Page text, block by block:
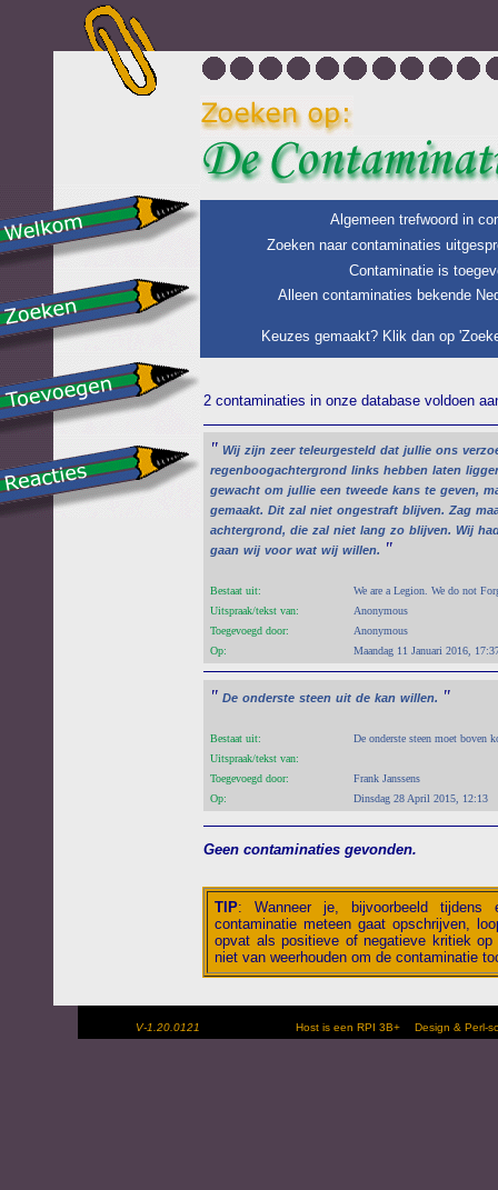
Algemeen trefwoord in
Zoeken naar contaminaties
Contaminatie is
Alleen contaminaties bekende
Keuzes gemaakt? Klik dan op
2 contaminaties in onze database voldoen
" Wij zijn zeer teleurgesteld dat jullie ons
regenboogachtergrond links hebben laten
gewacht om jullie een tweede kans te geven,
gemaakt. Dit zal niet ongestraft blijven. Zag
achtergrond, die zal niet lang zo blijven. Wij
gaan wij voor wat wij willen. "
Bestaat uit:
We are a Legion. We do not
Uitspraak/tekst van:
Anonymous
Toegevoegd door:
Anonymous
Op:
Maandag 11 Januari 2016,
" De onderste steen uit de kan willen. "
Bestaat uit:
De onderste steen moet boven
Uitspraak/tekst van:
Toegevoegd door:
Frank Janssens
Op:
Dinsdag 28 April 2015, 12:13
Geen contaminaties gevonden.
TIP: Wanneer je, bijvoorbeeld tijdens
contaminatie meteen gaat opschrijven,
opvat als positieve of negatieve kritiek
niet van weerhouden om de contaminatie
V-1.20.0121 Host is een RPI 3B+ Design &